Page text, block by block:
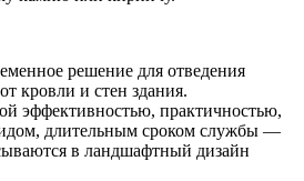
решение для отведения
кровли и стен здания.
эффективностью, практичностью,
длительным сроком службы —
в ландшафтный дизайн